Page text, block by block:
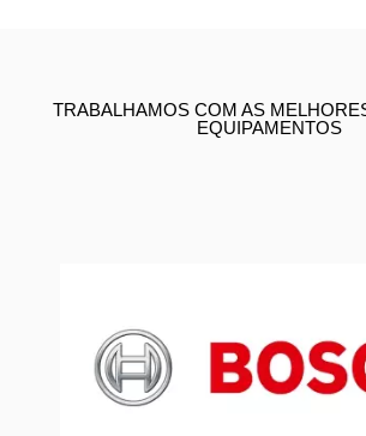
TRABALHAMOS COM AS
EQUIPAMENTOS